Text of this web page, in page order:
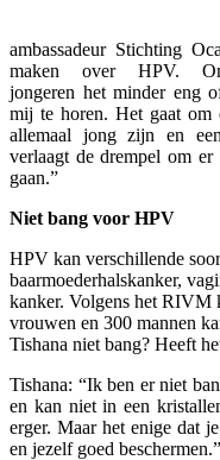
ambassadeur Stichting
maken over HPV.
jongeren het minder eng
mij te horen. Het gaat om
allemaal jong zijn en
verlaagt de drempel om
gaan.”
Niet bang voor HPV
HPV kan verschillende
baarmoederhalskanker,
kanker. Volgens het RIVM
vrouwen en 300 mannen
Tishana niet bang? Heeft
Tishana: “Ik ben er niet
en kan niet in een
erger. Maar het enige dat
en jezelf goed beschermen.”